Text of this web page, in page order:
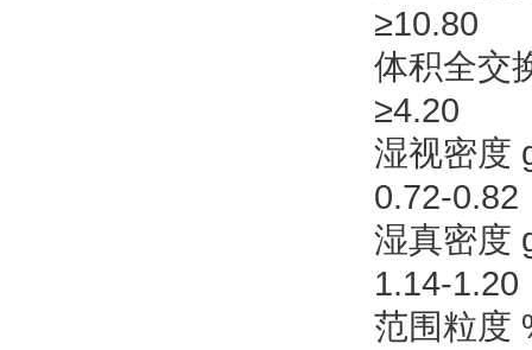
≥10.80
体积全交
≥4.20
湿视密度
0.72-0.82
湿真密度
1.14-1.20
范围粒度